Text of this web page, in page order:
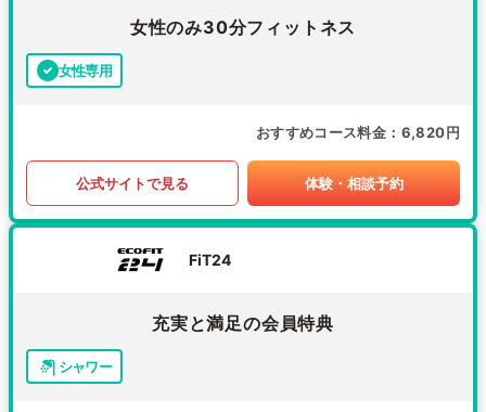
女性のみ30分フィットネス
女性専用
おすすめコース料金 6,820円
公式サイトで見る 体験・相談予約
FiT24
充実と満足の会員特典
シャワー